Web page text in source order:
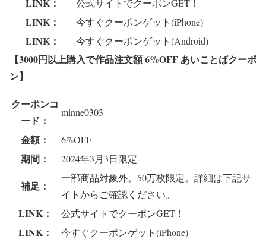
公式サイトでクーポンGET！
LINK： 今すぐクーポンゲット(iPhone)
LINK： 今すぐクーポンゲット(Android)
【3000円以上購入で作品注文額 6%OFF あいことばクーポ
ン】
クーポンコ
ード：
minne0303
金額： 6%OFF
期間： 2024年3月3日限定
補足：
一部商品対象外。50万枚限定。詳細は下記サ
イトからご確認ください。
LINK： 公式サイトでクーポンGET！
LINK： 今すぐクーポンゲット(iPhone)